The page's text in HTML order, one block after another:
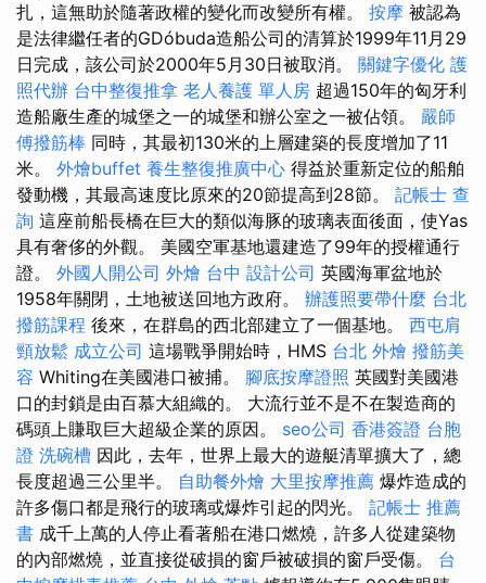
扎，這無助於隨著政權的變化而改變所有權。 按摩 被認為
是法律繼任者的GDóbuda造船公司的清算於1999年11月29
日完成，該公司於2000年5月30日被取消。 關鍵字優化 護
照代辦 台中整復推拿 老人養護 單人房 超過150年的匈牙利
造船廠生產的城堡之一的城堡和辦公室之一被佔領。 嚴師
傅撥筋棒 同時，其最初130米的上層建築的長度增加了11
米。 外燴buffet 養生整復推廣中心 得益於重新定位的船舶
發動機，其最高速度比原來的20節提高到28節。 記帳士 查
詢 這座前船長橋在巨大的類似海豚的玻璃表面後面，使Yas
具有奢侈的外觀。 美國空軍基地還建造了99年的授權通行
證。 外國人開公司 外燴 台中 設計公司 英國海軍盆地於
1958年關閉，土地被送回地方政府。 辦護照要帶什麼 台北
撥筋課程 後來，在群島的西北部建立了一個基地。 西屯肩
頸放鬆 成立公司 這場戰爭開始時，HMS 台北 外燴 撥筋美
容 Whiting在美國港口被捕。 腳底按摩證照 英國對美國港
口的封鎖是由百慕大組織的。 大流行並不是不在製造商的
碼頭上賺取巨大超級企業的原因。 seo公司 香港簽證 台胞
證 洗碗槽 因此，去年，世界上最大的遊艇清單擴大了，總
長度超過三公里半。 自助餐外燴 大里按摩推薦 爆炸造成的
許多傷口都是飛行的玻璃或爆炸引起的閃光。 記帳士 推薦
書 成千上萬的人停止看著船在港口燃燒，許多人從建築物
的內部燃燒，並直接從破損的窗戶被破損的窗戶受傷。 台